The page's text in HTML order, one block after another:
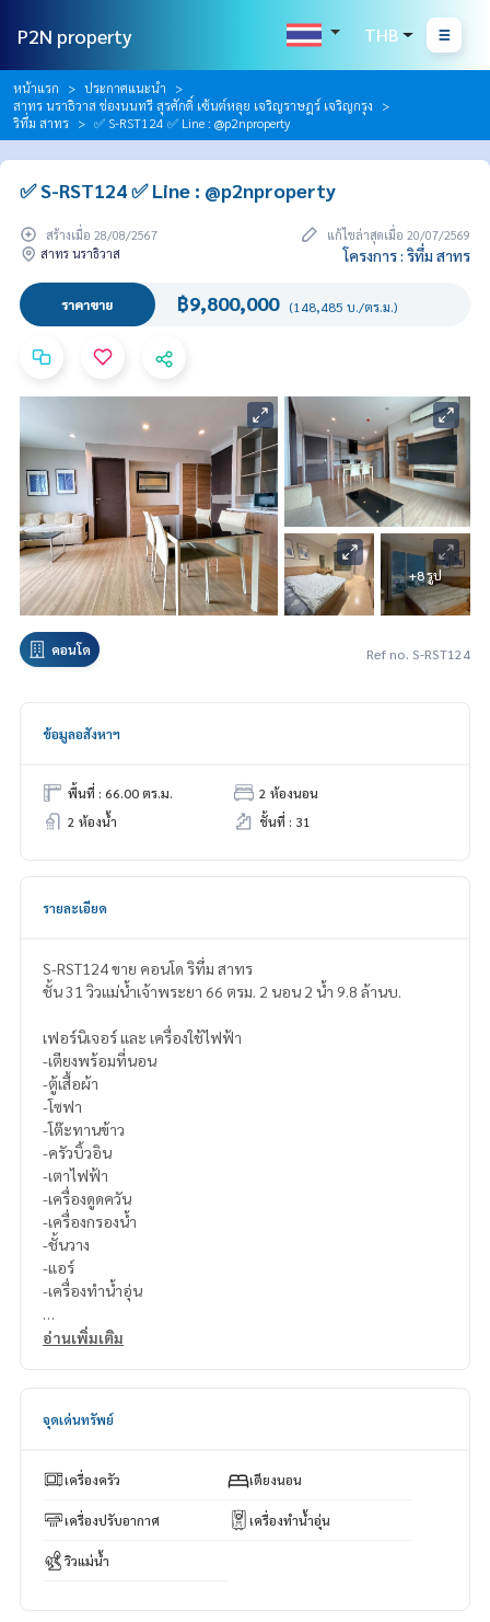
P2N property THB
หน้าแรก
ประกาศแนะนำ
สาทร นราธิวาส ช่องนนทรี สุรศักดิ์ เซ้นต์หลุย เจริญราษฎร์ เจริญกรุง
ริทึ่ม สาทร
✅ S-RST124 ✅ Line : @p2nproperty
✅ S-RST124 ✅ Line : @p2nproperty
สร้างเมื่อ 28/08/2567
แก้ไขล่าสุดเมื่อ 20/07/2569
สาทร นราธิวาส
โครงการ : ริทึ่ม สาทร
ราคาขาย ฿9,800,000 (148,485 บ./ตร.ม.)
+8 รูป
คอนโด Ref no. S-RST124
ข้อมูลอสังหาฯ
พื้นที่ : 66.00 ตร.ม.
2 ห้องนอน
2 ห้องน้ำ
ชั้นที่ : 31
รายละเอียด
S-RST124 ขาย คอนโด ริทึ่ม สาทร
ชั้น 31 วิวแม่น้ำเจ้าพระยา 66 ตรม. 2 นอน 2 น้ำ 9.8 ล้านบ.
เฟอร์นิเจอร์ และ เครื่องใช้ไฟฟ้า
-เตียงพร้อมที่นอน
-ตู้เสื้อผ้า
-โซฟา
-โต๊ะทานข้าว
-ครัวบิ้วอิน
-เตาไฟฟ้า
-เครื่องดูดควัน
-เครื่องกรองน้ำ
-ชั้นวาง
-แอร์
-เครื่องทำน้ำอุ่น
สนใจติดต่อ Line ID : @p2nproperty (มี @ ด้วยค่ะ)
แอดมิน094-549-4104
* มีให้เลือกอีกหลายห้อง หลายโครงการค่ะ
Facebook Fanpage : P2N Property
ด ทั่วกรุงเทพฯ
อ่านเพิ่มเติม
จุดเด่นทรัพย์
เครื่องครัว เตียงนอน
เครื่องปรับอากาศ เครื่องทำน้ำอุ่น
วิวแม่น้ำ